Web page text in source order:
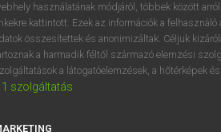
VAN ELŐFIZETÉSED?
megtekintéséhez.
használatának módjáról, többek között
kattintott. Ezek az információk a
összesítettek és anonimizáltak. Céljuk
a harmadik féltől származó elemzési
a látogatóelemzések, a hőtérképek
1 szolgáltatás
a s d f g h
í y x c v b